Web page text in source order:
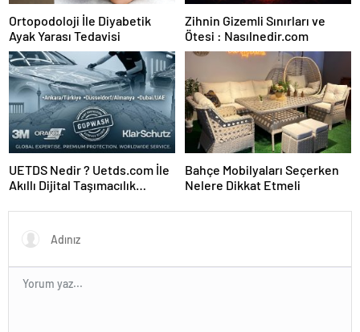
Ortopodoloji İle Diyabetik
Ayak Yarası Tedavisi
Zihnin Gizemli Sınırları ve
Ötesi : Nasılnedir.com
UETDS Nedir ? Uetds.com İle
Akıllı Dijital Taşımacılık
Bahçe Mobilyaları Seçerken
Nelere Dikkat Etmeli